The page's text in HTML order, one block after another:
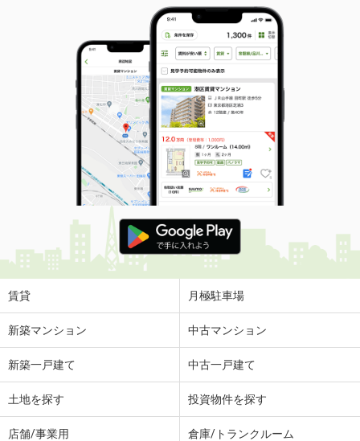
賃貸 月極駐車場
新築マンション 中古マンション
新築一戸建て 中古一戸建て
土地を探す 投資物件を探す
店舗/事業用 倉庫/トランクルーム